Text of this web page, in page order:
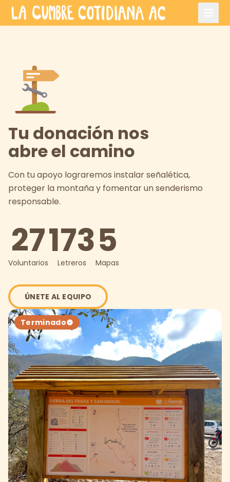
Saltar al contenido principaldisfruta
beneficios
Tu donación nos
abre el camino
Con tu apoyo lograremos instalar señalética,
proteger la montaña y fomentar un senderismo
responsable.
27
Voluntarios
173
Letreros
5
Mapas
ÚNETE AL EQUIPO
Terminado